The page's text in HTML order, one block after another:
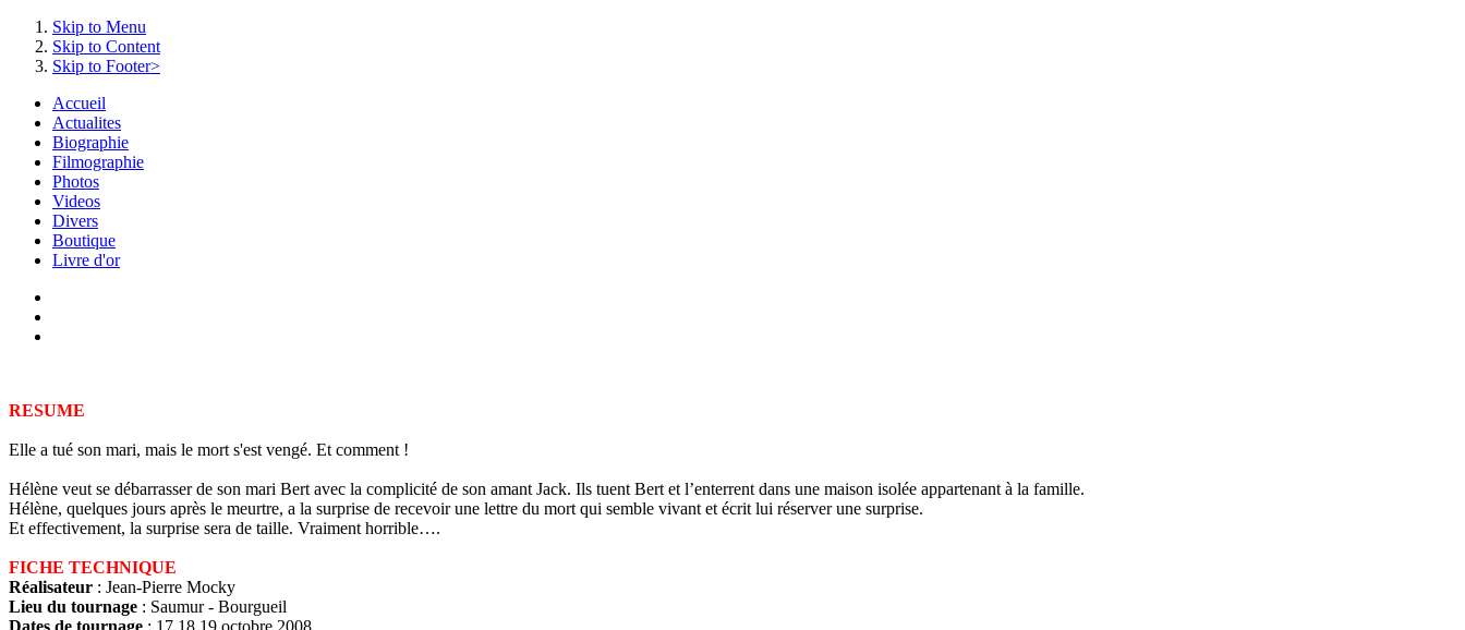
Skip to Menu
Skip to Content
Skip to Footer>
Accueil
Actualites
Biographie
Filmographie
Photos
Videos
Divers
Boutique
Livre d'or
RESUME
Elle a tué son mari, mais le mort s'est vengé. Et comment !
Hélène veut se débarrasser de son mari Bert avec la complicité de son amant Jack. Ils tuent Bert et l’enterrent dans une maison isolée appartenant à la famille.
Hélène, quelques jours après le meurtre, a la surprise de recevoir une lettre du mort qui semble vivant et écrit lui réserver une surprise.
Et effectivement, la surprise sera de taille. Vraiment horrible….
FICHE TECHNIQUE
Réalisateur : Jean-Pierre Mocky
Lieu du tournage : Saumur - Bourgueil
Dates de tournage : 17,18,19 octobre 2008